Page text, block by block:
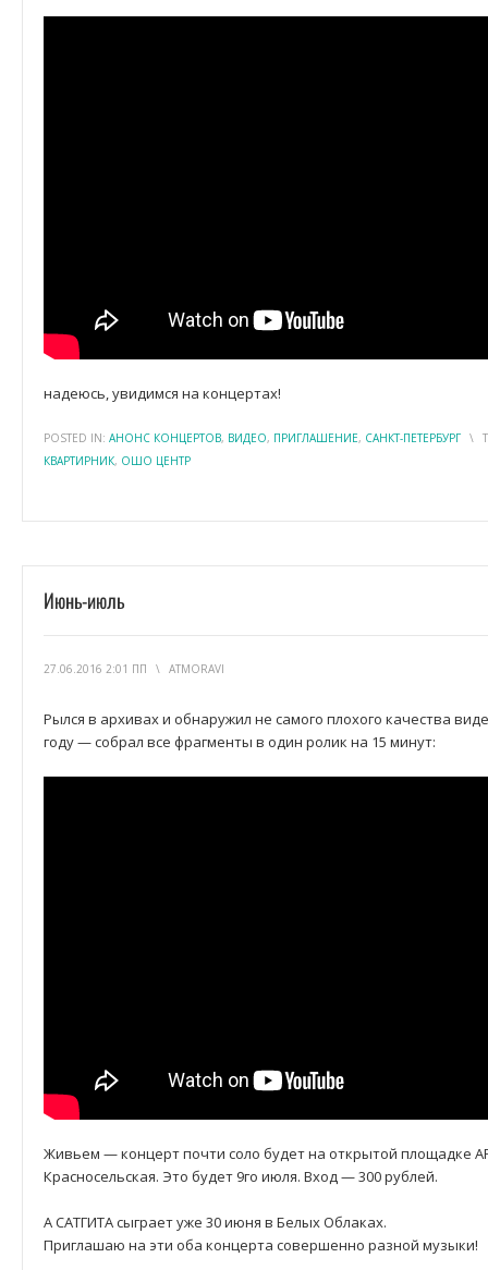
надеюсь, увидимся на концертах!
POSTED IN: АНОНС КОНЦЕРТОВ, ВИДЕО, ПРИГЛАШЕНИЕ, САНКТ-ПЕТЕРБУРГ \
КВАРТИРНИК, ОШО ЦЕНТР
Июнь-июль
27.06.2016 2:01 ПП \ ATMORAVI
Рылся в архивах и обнаружил не самого плохого качества
году — собрал все фрагменты в один ролик на 15 минут:
Живьем — концерт почти соло будет на открытой площадке
Красносельская. Это будет 9го июля. Вход — 300 рублей.
А САТГИТА сыграет уже 30 июня в Белых Облаках.
Приглашаю на эти оба концерта совершенно разной музыки!